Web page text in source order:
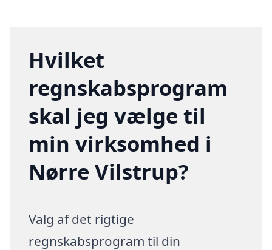
Hvilket
regnskabsprogram
skal jeg vælge til
min virksomhed i
Nørre Vilstrup?
Valg af det rigtige
regnskabsprogram til din